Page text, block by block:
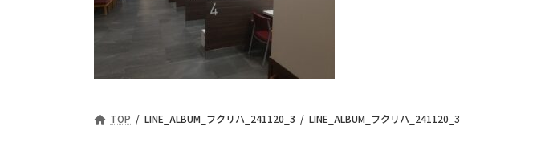
TOP LINE_ALBUM_フクリハ_241120_3 LINE_ALBUM_フクリハ_241120_3